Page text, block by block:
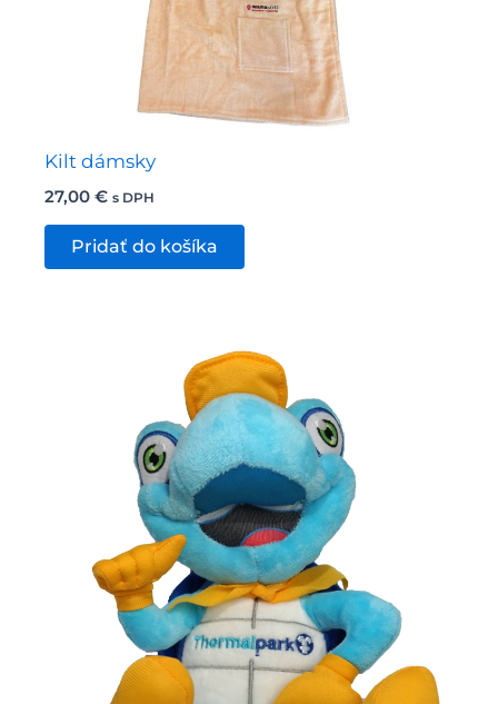
Kilt dámsky
27,00€ s DPH
Pridať do košíka